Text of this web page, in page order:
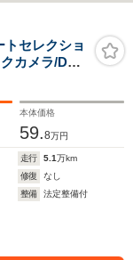
セレクショ
カメラ/DVD
ートヒータ
/純正アルミ
本体価格
59.8万円
走行 5.1万km
修復
なし
整備
法定整備付